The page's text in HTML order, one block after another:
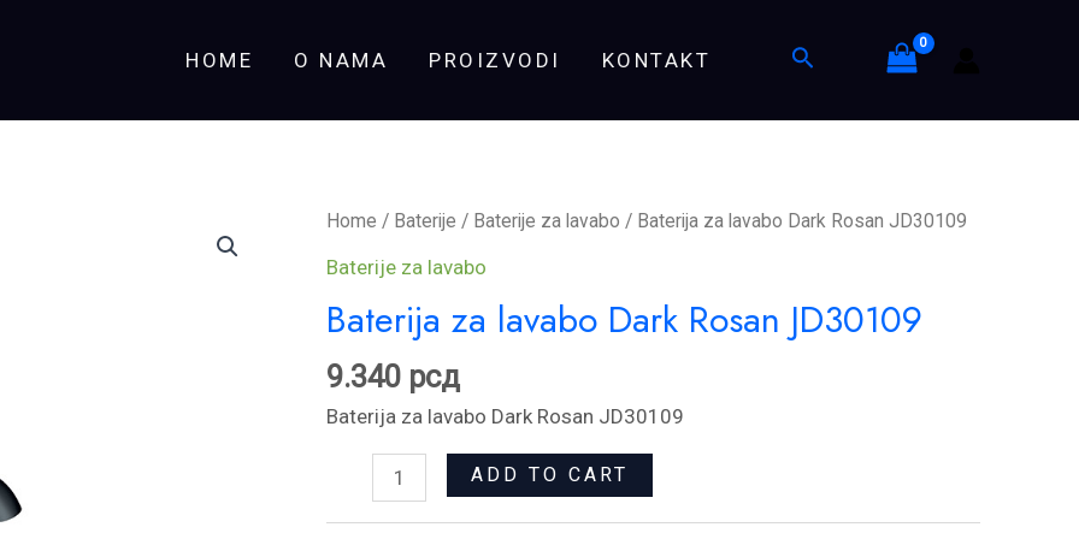
HOME O NAMA PROIZVODI KONTAKT Search
Home / Baterije / Baterije za lavabo / Baterija za lavabo Dark Rosan JD30109
Baterije za lavabo
Baterija za lavabo Dark Rosan JD30109
9.340 рсд
Baterija za lavabo Dark Rosan JD30109
Baterija
za
Dark
JD30109
quantity
ADD TO CART
Rosan